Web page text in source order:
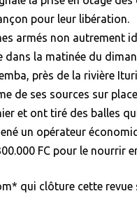
pour leur libération.
armés non autrement
dans la matinée du
près de la rivière
de ses sources sur
et ont tiré des balles
un opérateur
FC pour le nourrir
qui clôture cette revue